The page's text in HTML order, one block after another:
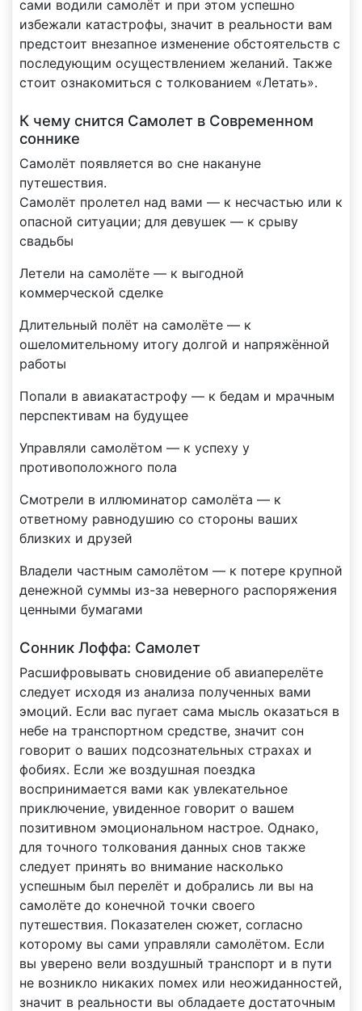
сами водили самолёт и при этом успешно
избежали катастрофы, значит в реальности вам
предстоит внезапное изменение обстоятельств с
последующим осуществлением желаний. Также
стоит ознакомиться с толкованием «Летать».
К чему снится Самолет в Современном
соннике
Самолёт появляется во сне накануне
путешествия.
Самолёт пролетел над вами — к несчастью или к
опасной ситуации; для девушек — к срыву
свадьбы
Летели на самолёте — к выгодной
коммерческой сделке
Длительный полёт на самолёте — к
ошеломительному итогу долгой и напряжённой
работы
Попали в авиакатастрофу — к бедам и мрачным
перспективам на будущее
Управляли самолётом — к успеху у
противоположного пола
Смотрели в иллюминатор самолёта — к
ответному равнодушию со стороны ваших
близких и друзей
Владели частным самолётом — к потере крупной
денежной суммы из-за неверного распоряжения
ценными бумагами
Сонник Лоффа: Самолет
Расшифровывать сновидение об авиаперелёте
следует исходя из анализа полученных вами
эмоций. Если вас пугает сама мысль оказаться в
небе на транспортном средстве, значит сон
говорит о ваших подсознательных страхах и
фобиях. Если же воздушная поездка
воспринимается вами как увлекательное
приключение, увиденное говорит о вашем
позитивном эмоциональном настрое. Однако,
для точного толкования данных снов также
следует принять во внимание насколько
успешным был перелёт и добрались ли вы на
самолёте до конечной точки своего
путешествия. Показателен сюжет, согласно
которому вы сами управляли самолётом. Если
вы уверено вели воздушный транспорт и в пути
не возникло никаких помех или неожиданностей,
значит в реальности вы обладаете достаточным